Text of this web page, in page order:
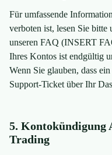
Für umfassende
verboten ist, lesen Sie
unseren FAQ (INSERT
Ihres Kontos ist endgültig
Wenn Sie glauben, dass
Support-Ticket über Ihr
5. Kontokündigung
Trading